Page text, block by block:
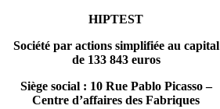
HIPTEST
Société par actions simplifiée au capital
de 133 843 euros
Siège social : 10 Rue Pablo Picasso –
Centre d’affaires des Fabriques